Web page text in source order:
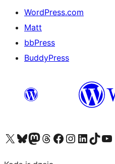
WordPress.com
Matt
bbPress
BuddyPress
Apmeklējiet mūsu X (agrāk Twitter) kontu
Apmeklējiet mūsu Bluesky kontu
Apmeklējiet mūsu Mastodon kontu
Apmeklējiet mūsu Threads kontu
Apmeklējiet mūsu Facebook lapuApmeklējiet mūsu Instagram kontu
Apmeklējiet mūsu LinkedIn kontu
Apmeklējiet mūsuApmeklējiet